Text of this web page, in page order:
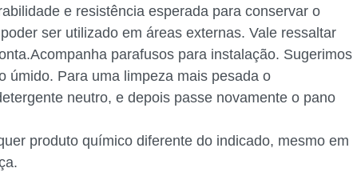
e resistência esperada para conservar o
ser utilizado em áreas externas. Vale ressaltar
parafusos para instalação. Sugerimos
úmido. Para uma limpeza mais pesada o
neutro, e depois passe novamente o pano
produto químico diferente do indicado, mesmo em